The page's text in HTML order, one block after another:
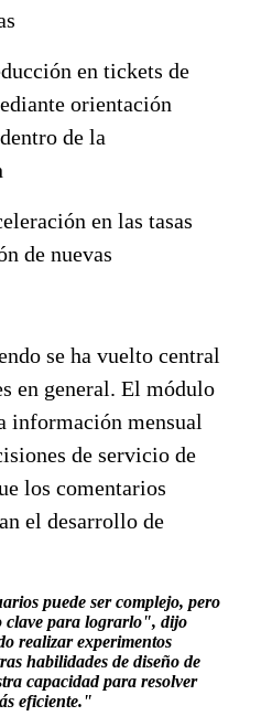
en tickets de
orientación
de la
en las tasas
de nuevas
se ha vuelto central
en general. El módulo
información mensual
de servicio de
los comentarios
el desarrollo de
puede ser complejo, pero
clave para lograrlo", dijo
realizar experimentos
habilidades de diseño de
capacidad para resolver
eficiente."